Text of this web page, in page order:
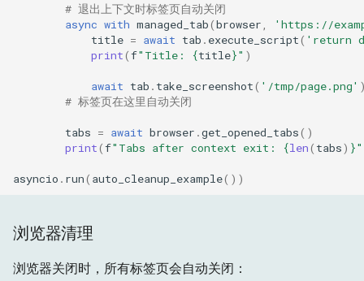
# 退出上下文时标签页自动关闭
async with managed_tab(browser,
'https://
title = await tab . execute_script( 'return
print(f"Title: {title}" )
await tab . take_screenshot( '/tmp/page.png'
# 标签页在这里自动关闭
tabs = await browser .get_opened_tabs()
print(f"Tabs after context exit: {len( tabs) }"
asyncio . run( auto_cleanup_example())
浏览器清理
浏览器关闭时，所有标签页会自动关闭：